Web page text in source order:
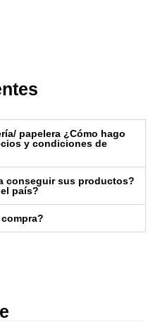
papelera ¿Cómo hago
y condiciones de
conseguir sus productos?
país?